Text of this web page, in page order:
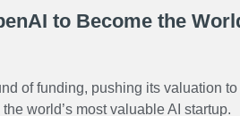
to Become the
of funding, pushing its valuation
world’s most valuable AI startup.